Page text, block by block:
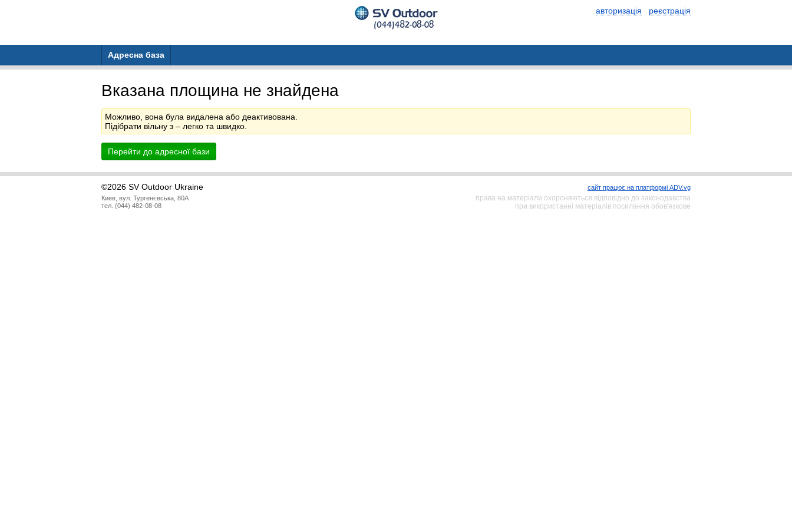
авторизація реєстрація
Адресна база
Вказана площина не знайдена
Можливо, вона була видалена або деактивована.
Підібрати вільну з – легко та швидко.
Перейти до адресної бази
©2026 SV Outdoor Ukraine
Киев, вул. Тургенєвська, 80А
тел. (044) 482-08-08
сайт працює на платформі ADV.vg
права на матеріали охороняються відповідно до законодавства
при використанні матеріалів посилання обов'язкове